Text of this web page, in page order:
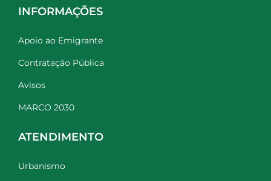
INFORMAÇÕES
Apoio ao Emigrante
Contratação Pública
Avisos
MARCO 2030
ATENDIMENTO
Urbanismo